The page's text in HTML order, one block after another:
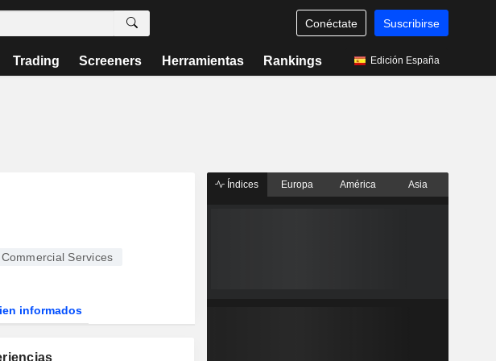
Conéctate Suscribirse
Trading Screeners Herramientas Rankings Edición España
Commercial Services
informados
Índices Europa América Asia